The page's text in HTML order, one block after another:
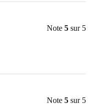
Note 5 sur 5
Note 5 sur 5